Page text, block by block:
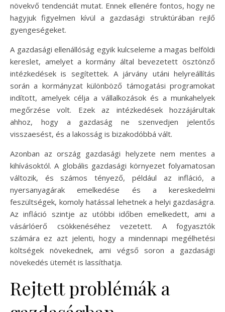
növekvő tendenciát mutat. Ennek ellenére fontos, hogy ne
hagyjuk figyelmen kívül a gazdasági struktúrában rejlő
gyengeségeket.
A gazdasági ellenállóság egyik kulcseleme a magas belföldi
kereslet, amelyet a kormány által bevezetett ösztönző
intézkedések is segítettek. A járvány utáni helyreállítás
során a kormányzat különböző támogatási programokat
indított, amelyek célja a vállalkozások és a munkahelyek
megőrzése volt. Ezek az intézkedések hozzájárultak
ahhoz, hogy a gazdaság ne szenvedjen jelentős
visszaesést, és a lakosság is bizakodóbbá vált.
Azonban az ország gazdasági helyzete nem mentes a
kihívásoktól. A globális gazdasági környezet folyamatosan
változik, és számos tényező, például az infláció, a
nyersanyagárak emelkedése és a kereskedelmi
feszültségek, komoly hatással lehetnek a helyi gazdaságra.
Az infláció szintje az utóbbi időben emelkedett, ami a
vásárlóerő csökkenéséhez vezetett. A fogyasztók
számára ez azt jelenti, hogy a mindennapi megélhetési
költségek növekednek, ami végső soron a gazdasági
növekedés ütemét is lassíthatja.
Rejtett problémák a